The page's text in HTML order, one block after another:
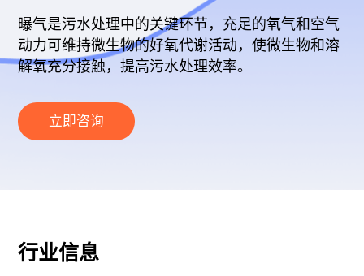
曝气是污水处理中的关键环节，充足的氧气和空气
动力可维持微生物的好氧代谢活动，使微生物和溶
解氧充分接触，提高污水处理效率。
立即咨询
行业信息